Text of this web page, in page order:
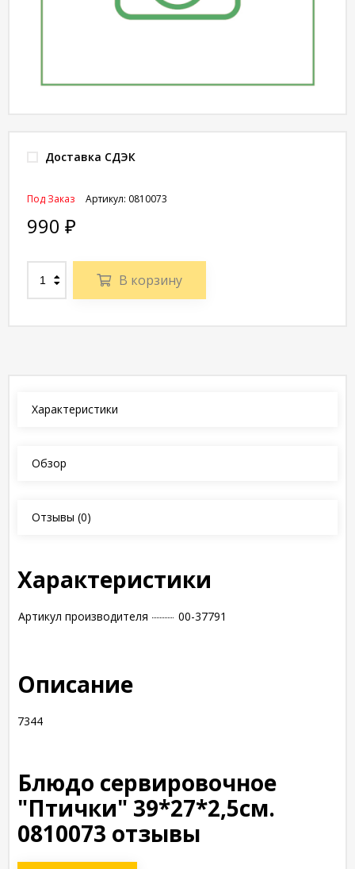
Доставка СДЭК
Артикул: 0810073
Под Заказ
990 ₽
В корзину
Характеристики
Обзор
Отзывы (0)
Характеристики
Артикул производителя 00-37791
Описание
7344
Блюдо сервировочное
"Птички" 39*27*2,5см.
0810073 отзывы